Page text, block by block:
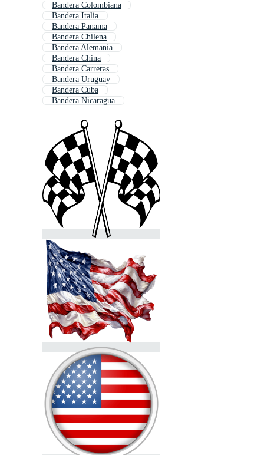
Bandera Colombiana
Bandera Italia
Bandera Panama
Bandera Chilena
Bandera Alemania
Bandera China
Bandera Carreras
Bandera Uruguay
Bandera Cuba
Bandera Nicaragua